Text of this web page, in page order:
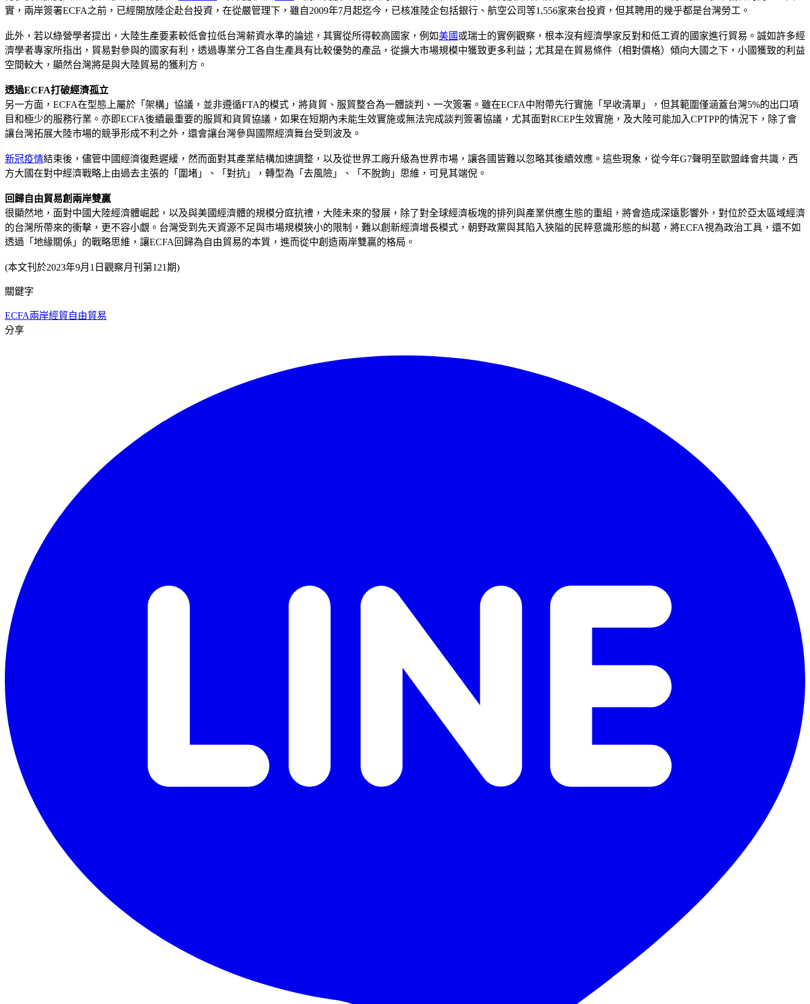
實，兩岸簽署ECFA之前，已經開放陸企赴台投資，在從嚴管理下，雖自2009年7月起迄今，已核准陸企包括銀行、航空公司等1,556家來台投資，但其聘用的幾乎都是台灣勞工。
此外，若以綠營學者提出，大陸生產要素較低會拉低台灣薪資水準的論述，其實從所得較高國家，例如美國 或瑞士的實例觀察，根本沒有經濟學家反對和低工資的國家進行貿易。誠如許多經
濟學者專家所指出，貿易對參與的國家有利，透過專業分工各自生產具有比較優勢的產品，從擴大市場規模中獲致更多利益；尤其是在貿易條件（相對價格）傾向大國之下，小國獲致的利益
空間較大，顯然台灣將是與大陸貿易的獲利方。
透過ECFA打破經濟孤立
另一方面，ECFA在型態上屬於「架構」協議，並非遵循FTA的模式，將貨貿、服貿整合為一體談判、一次簽署。雖在ECFA中附帶先行實施「早收清單」，但其範圍僅涵蓋台灣5%的出口項
目和極少的服務行業。亦即ECFA後續最重要的服貿和貨貿協議，如果在短期內未能生效實施或無法完成談判簽署協議，尤其面對RCEP生效實施，及大陸可能加入CPTPP的情況下，除了會
讓台灣拓展大陸市場的競爭形成不利之外，還會讓台灣參與國際經濟舞台受到波及。
新冠疫情結束後，儘管中國經濟復甦遲緩，然而面對其產業結構加速調整，以及從世界工廠升級為世界市場，讓各國皆難以忽略其後續效應。這些現象，從今年G7聲明至歐盟峰會共識，西
方大國在對中經濟戰略上由過去主張的「圍堵」、「對抗」，轉型為「去風險」、「不脫鉤」思維，可見其端倪。
回歸自由貿易創兩岸雙贏
很顯然地，面對中國大陸經濟體崛起，以及與美國經濟體的規模分庭抗禮，大陸未來的發展，除了對全球經濟板塊的排列與產業供應生態的重組，將會造成深遠影響外，對位於亞太區域經濟
的台灣所帶來的衝擊，更不容小覷。台灣受到先天資源不足與市場規模狹小的限制，難以創新經濟增長模式，朝野政黨與其陷入狹隘的民粹意識形態的糾葛，將ECFA視為政治工具，還不如
透過「地緣關係」的戰略思維，讓ECFA回歸為自由貿易的本質，進而從中創造兩岸雙贏的格局。
(本文刊於2023年9月1日觀察月刊第121期)
關鍵字
ECFA兩岸經貿自由貿易
分享